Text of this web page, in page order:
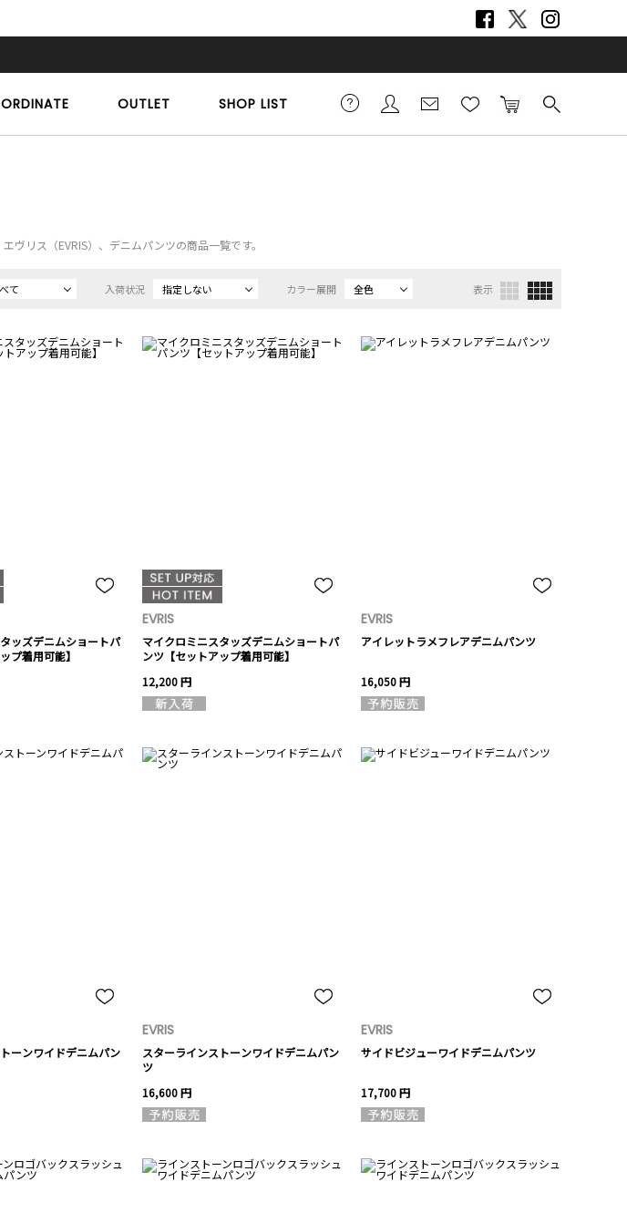
OUTLET SHOP LIST
エヴリス（EVRIS）、デニムパンツの商品一覧です。
て 入荷状況 指定しない カラー展開 全色 表示
ッズデニムショートパ
プ着用可能】
EVRIS
マイクロミニスタッズデニムショートパ
ンツ【セットアップ着用可能】
12,200 円
EVRIS
アイレットラメフレアデニムパンツ
16,050 円
ーンワイドデニムパン
EVRIS
スターラインストーンワイドデニムパン
ツ
16,600 円
EVRIS
サイドビジューワイドデニムパンツ
17,700 円